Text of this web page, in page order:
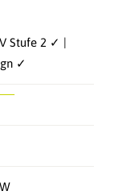
Stufe 2 ✓ |
✓